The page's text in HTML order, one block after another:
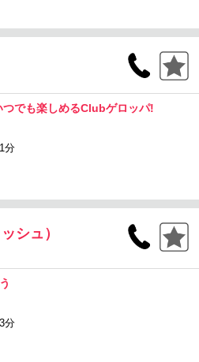
でも楽しめるClubゲロッパ!
分
シュ）
分